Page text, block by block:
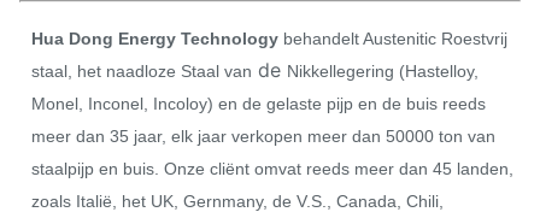
Hua Dong Energy Technology behandelt Austenitic Roestvrij
staal, het naadloze Staal van de Nikkellegering (Hastelloy,
Monel, Inconel, Incoloy) en de gelaste pijp en de buis reeds
meer dan 35 jaar, elk jaar verkopen meer dan 50000 ton van
staalpijp en buis. Onze cliënt omvat reeds meer dan 45 landen,
zoals Italië, het UK, Gernmany, de V.S., Canada, Chili,